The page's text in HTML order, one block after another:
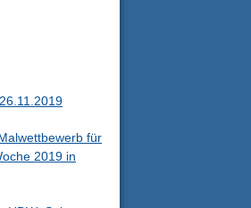
für
2019 in